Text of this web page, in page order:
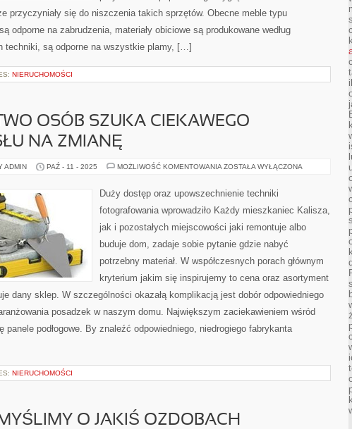
przyczyniały się do niszczenia takich sprzętów. Obecne meble typu
odporne na zabrudzenia, materiały obiciowe są produkowane według
techniki, są odporne na wszystkie plamy, […]
NIERUCHOMOŚCI
OSÓB SZUKA CIEKAWEGO
NA ZMIANĘ
ADMIN PAŹ - 11 - 2025 MOŻLIWOŚĆ KOMENTOWANIA MNÓSTWO
CIEKAWEGO
POMYSŁU
ZMIANĘ
ZOSTAŁA WYŁĄCZONA
Duży dostęp oraz upowszechnienie techniki
fotografowania wprowadziło Każdy mieszkaniec Kalisza,
jak i pozostałych miejscowości jaki remontuje albo
buduje dom, zadaje sobie pytanie gdzie nabyć
potrzebny materiał. W współczesnych porach głównym
kryterium jakim się inspirujemy to cena oraz asortyment
dany sklep. W szczególności okazałą komplikacją jest dobór odpowiedniego
posadzek w naszym domu. Największym zaciekawieniem wśród
panele podłogowe. By znaleźć odpowiedniego, niedrogiego fabrykanta
NIERUCHOMOŚCI
O JAKIŚ OZDOBACH